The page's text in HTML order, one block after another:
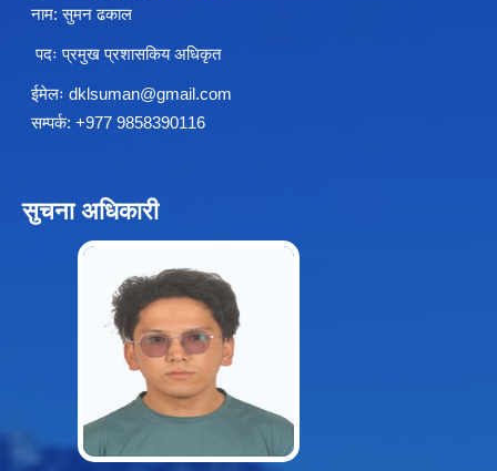
नाम: सुमन ढकाल
पदः प्रमुख प्रशासकिय अधिकृत
ईमेलः dklsuman@gmail.com
सम्पर्क: +977 9858390116
सुचना अधिकारी